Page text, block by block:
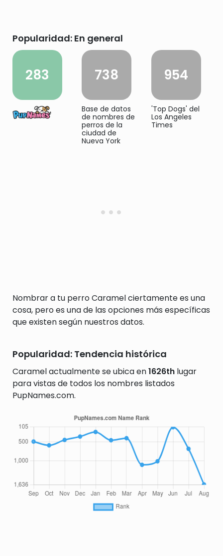
Popularidad: En general
283 738
Base de datos
de nombres de
perros de la
ciudad de
Nueva York
954
'Top Dogs' del
Los Angeles
Times
Nombrar a tu perro Caramel ciertamente es una
cosa, pero es una de las opciones más específicas
que existen según nuestros datos.
Popularidad: Tendencia histórica
Caramel actualmente se ubica en1626th lugar
para vistas de todos los nombres listados
PupNames.com.